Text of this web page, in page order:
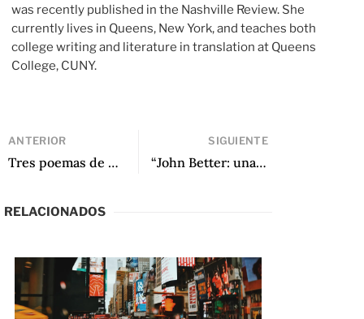
was recently published in the Nashville Review. She
currently lives in Queens, New York, and teaches both
college writing and literature in translation at Queens
College, CUNY.
ANTERIOR
Tres poemas de Tilsa Otta
SIGUIENTE
“John Better: una carrera profesional fuera del Limbo” de George Henson
RELACIONADOS